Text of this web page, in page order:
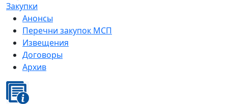
Закупки
Анонсы
Перечни закупок МСП
Извещения
Договоры
Архив